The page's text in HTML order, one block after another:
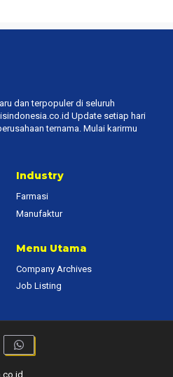
dan terpopuler di seluruh
Update setiap hari
ternama. Mulai karirmu
Industry
Farmasi
Manufaktur
Menu Utama
Company Archives
Job Listing